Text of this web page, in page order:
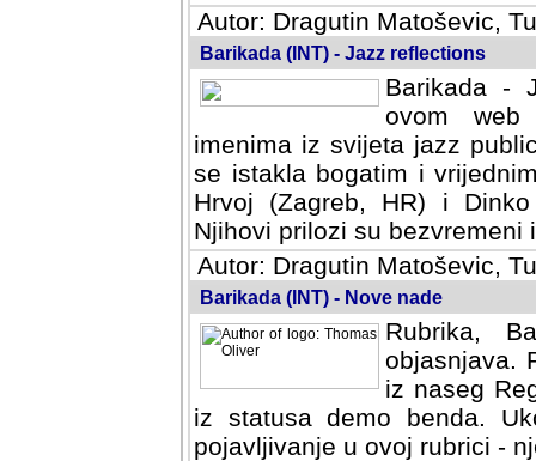
Autor: Dragutin Matoševic,
Barikada (INT) - Jazz reflections
Barikada -
ovom web
imenima iz svijeta jazz
se istakla bogatim i
Hrvoj (Zagreb, HR) i
Njihovi prilozi su bezvremeni
Autor: Dragutin Matoševic,
Barikada (INT) - Nove nade
Rubrika,
objasnjava.
iz naseg
iz statusa demo benda.
pojavljivanje u ovoj rubrici -